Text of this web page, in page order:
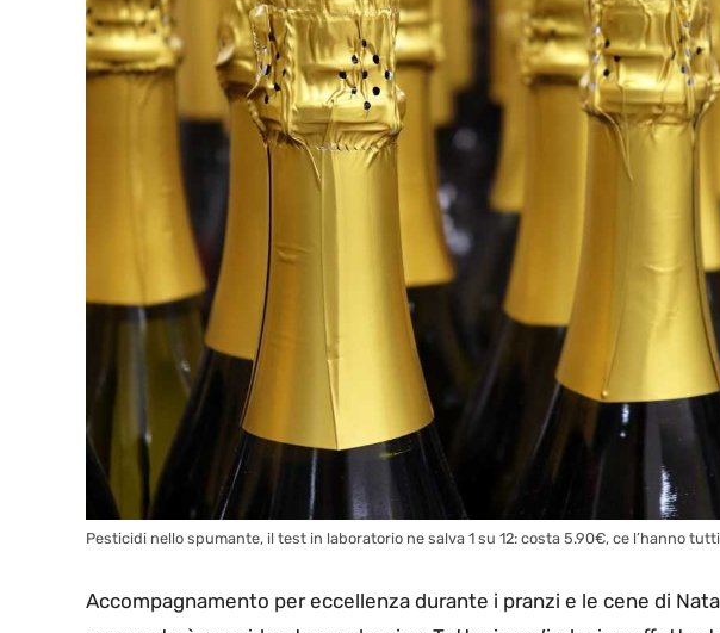
Pesticidi nello spumante, il test in laboratorio ne salva 1 su 12: costa 5.90€, ce l’hanno
Accompagnamento per eccellenza durante i pranzi e le cene di